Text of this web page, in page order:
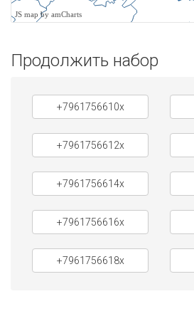
JS map by amCharts
Продолжить набор
+7961756610x
+7961756612x
+7961756614x
+7961756616x
+7961756618x